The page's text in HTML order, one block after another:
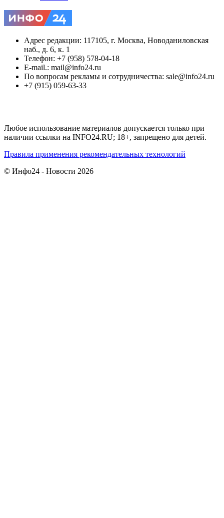
Адрес редакции: 117105, г. Москва, Новоданиловская
наб., д. 6, к. 1
Телефон: +7 (958) 578-04-18
E-mail.: mail@info24.ru
По вопросам рекламы и сотрудничества: sale@info24.ru
+7 (915) 059-63-33
Любое использование материалов допускается только при
наличии ссылки на INFO24.RU; 18+, запрещено для детей.
Правила применения рекомендательных технологий
© Инфо24 - Новости 2026